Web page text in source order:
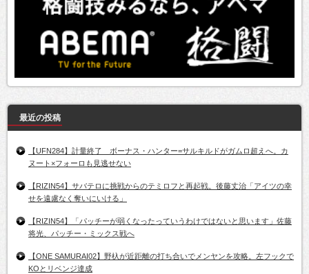
最近の投稿
【UFN284】計量終了 ボーナス・ハンター=サルキルドがガムロ超えへ。カ
ヌート×フォーロも見逃せない
【RIZIN54】サバテロに挑戦からのテミロフと再起戦。後藤丈治「アイツの幸
せを遠慮なく奪いにいける」
【RIZIN54】「パッチーが弱くなったっていうわけではないと思います」佐藤
将光、パッチー・ミックス戦へ
【ONE SAMURAI02】野杁が近距離の打ち合いでメンヤンを攻略。左フックで
KOとリベンジ達成